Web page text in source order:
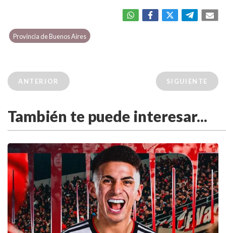
Provincia de Buenos Aires
ANTERIOR SIGUIENTE
También te puede interesar...